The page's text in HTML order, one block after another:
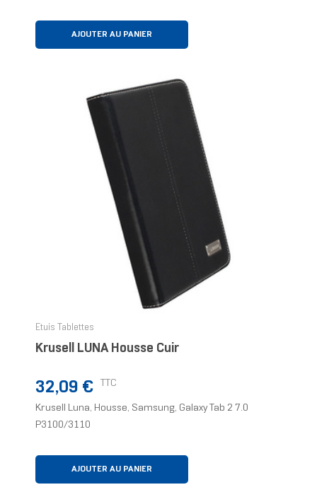
AJOUTER AU PANIER
Etuis Tablettes
Krusell LUNA Housse Cuir
Prix
32,09 € TTC
Krusell Luna, Housse, Samsung, Galaxy Tab 2 7.0
P3100/3110
AJOUTER AU PANIER